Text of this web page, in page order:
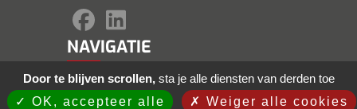
NAVIGATIE
Sitemap
Wettelijke informatie
Door te blijven scrollen,sta je alle diensten van derden toe
OK, accepteer alle
Weiger alle cookies